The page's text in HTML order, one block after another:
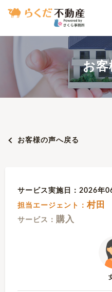
お客
お客様の声へ戻る
サービス実施日：2026年
担当エージェント：村田
サービス： 購入